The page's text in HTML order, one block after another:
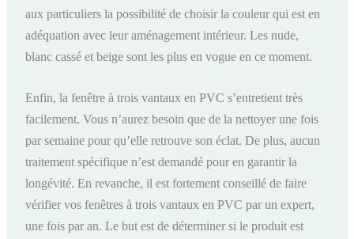
aux particuliers la possibilité de choisir la couleur qui est en
adéquation avec leur aménagement intérieur. Les nude,
blanc cassé et beige sont les plus en vogue en ce moment.
Enfin, la fenêtre à trois vantaux en PVC s’entretient très
facilement. Vous n’aurez besoin que de la nettoyer une fois
par semaine pour qu’elle retrouve son éclat. De plus, aucun
traitement spécifique n’est demandé pour en garantir la
longévité. En revanche, il est fortement conseillé de faire
vérifier vos fenêtres à trois vantaux en PVC par un expert,
une fois par an. Le but est de déterminer si le produit est